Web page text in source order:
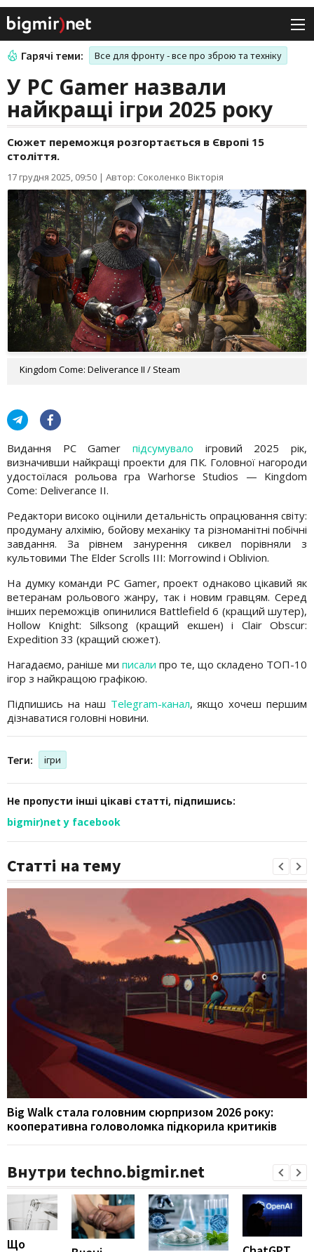
Гарячі теми: Все для фронту - все про зброю та техніку
У PC Gamer назвали
найкращі ігри 2025 року
Сюжет переможця розгортається в Європі 15
століття.
17 грудня 2025, 09:50 | Автор: Соколенко Вікторія
Kingdom Come: Deliverance II / Steam
Видання PC Gamer підсумувало ігровий 2025 рік,
визначивши найкращі проекти для ПК. Головної нагороди
удостоїлася рольова гра Warhorse Studios — Kingdom
Come: Deliverance II.
Редактори високо оцінили детальність опрацювання світу:
продуману алхімію, бойову механіку та різноманітні побічні
завдання. За рівнем занурення сиквел порівняли з
культовими The Elder Scrolls III: Morrowind і Oblivion.
На думку команди PC Gamer, проект однаково цікавий як
ветеранам рольового жанру, так і новим гравцям. Серед
інших переможців опинилися Battlefield 6 (кращий шутер),
Hollow Knight: Silksong (кращий екшен) і Clair Obscur:
Expedition 33 (кращий сюжет).
Нагадаємо, раніше ми писали про те, що складено ТОП-10
ігор з найкращою графікою.
Підпишись на наш Telegram-канал, якщо хочеш першим
дізнаватися головні новини.
Теги: ігри
Не пропусти інші цікаві статті, підпишись:
bigmir)net у facebook
Статті на тему
Big Walk стала головним сюрпризом 2026 року:
кооперативна головоломка підкорила критиків
Внутри techno.bigmir.net
Що